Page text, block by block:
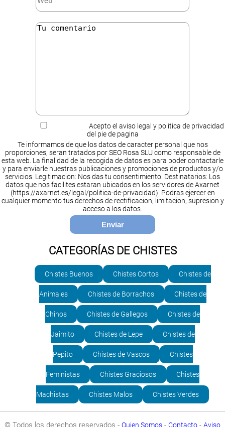
Acepto el aviso legal y politica de privacidad
del pie de pagina
Te informamos de que los datos de caracter personal que nos
proporciones, seran tratados por SEO Rosa SLU como responsable de
esta web. La finalidad de la recogida de datos es para poder contactarle
y para enviarle nuestras publicaciones y promociones de productos y/o
servicios. Legitimacion: Nos das tu consentimiento. Destinatarios: Los
datos que nos facilites estaran ubicados en los servidores de Axarnet
(https://axarnet.es/legal/politica-de-privacidad). Podras ejercer en
cualquier momento tus derechos de rectificacion, limitacion, supresion y
acceso a los datos.
CATEGORÍAS DE CHISTES
Chistes Buenos Chistes Cortos Chistes de
Animales Chistes de Borrachos Chistes de
Chinos Chistes de Gallegos Chistes de
Jaimito Chistes de Lepe Chistes de
Pepito Chistes de Vascos Chistes
Feministas Chistes Graciosos Chistes
Machistas Chistes Malos Chistes Verdes
© Todos los derechos reservados - Quien Somos - Contacto - Aviso